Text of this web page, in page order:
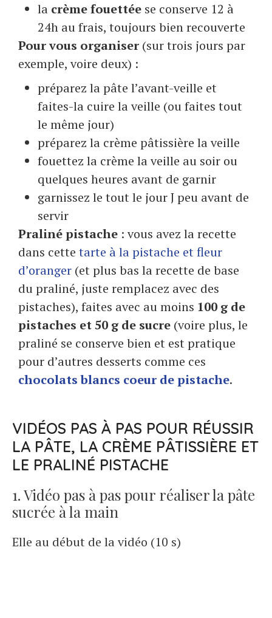
la crème fouettée se conserve 12 à
24h au frais, toujours bien recouverte
Pour vous organiser (sur trois jours par
exemple, voire deux) :
préparez la pâte l’avant-veille et
faites-la cuire la veille (ou faites tout
le même jour)
préparez la crème pâtissière la veille
fouettez la crème la veille au soir ou
quelques heures avant de garnir
garnissez le tout le jour J peu avant de
servir
Praliné pistache : vous avez la recette
dans cette tarte à la pistache et fleur
d’oranger (et plus bas la recette de base
du praliné, juste remplacez avec des
pistaches), faites avec au moins 100 g de
pistaches et 50 g de sucre (voire plus, le
praliné se conserve bien et est pratique
pour d’autres desserts comme ces
chocolats blancs coeur de pistache.
VIDÉOS PAS À PAS POUR RÉUSSIR
LA PÂTE, LA CRÈME PÂTISSIÈRE ET
LE PRALINÉ PISTACHE
1. Vidéo pas à pas pour réaliser la pâte
sucrée à la main
Elle au début de la vidéo (10 s)